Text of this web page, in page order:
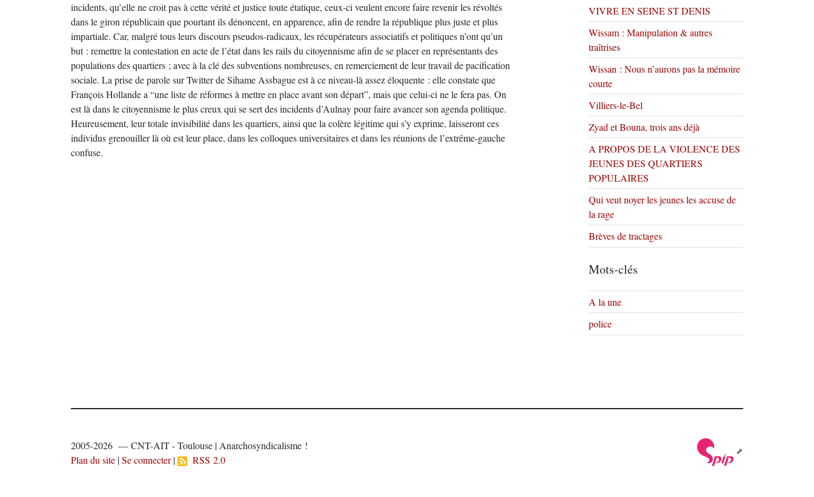
incidents, qu’elle ne croit pas à cette vérité et justice toute étatique, ceux-ci veulent encore faire revenir les révoltés
dans le giron républicain que pourtant ils dénoncent, en apparence, afin de rendre la république plus juste et plus
impartiale. Car, malgré tous leurs discours pseudos-radicaux, les récupérateurs associatifs et politiques n’ont qu’un
but : remettre la contestation en acte de l’état dans les rails du citoyennisme afin de se placer en représentants des
populations des quartiers ; avec à la clé des subventions nombreuses, en remerciement de leur travail de pacification
sociale. La prise de parole sur Twitter de Sihame Assbague est à ce niveau-là assez éloquente : elle constate que
François Hollande a “une liste de réformes à mettre en place avant son départ”, mais que celui-ci ne le fera pas. On
est là dans le citoyennisme le plus creux qui se sert des incidents d’Aulnay pour faire avancer son agenda politique.
Heureusement, leur totale invisibilité dans les quartiers, ainsi que la colère légitime qui s’y exprime, laisseront ces
individus grenouiller là où est leur place, dans les colloques universitaires et dans les réunions de l’extrême-gauche
confuse.
VIVRE EN SEINE ST DENIS
Wissam : Manipulation & autres
traîtrises
Wissan : Nous n’aurons pas la mémoire
courte
Villiers-le-Bel
Zyad et Bouna, trois ans déjà
A PROPOS DE LA VIOLENCE DES
JEUNES DES QUARTIERS
POPULAIRES
Qui veut noyer les jeunes les accuse de
la rage
Brèves de tractages
Mots-clés
A la une
police
2005-2026 — CNT-AIT - Toulouse | Anarchosyndicalisme !
Plan du site |Se connecter| RSS 2.0